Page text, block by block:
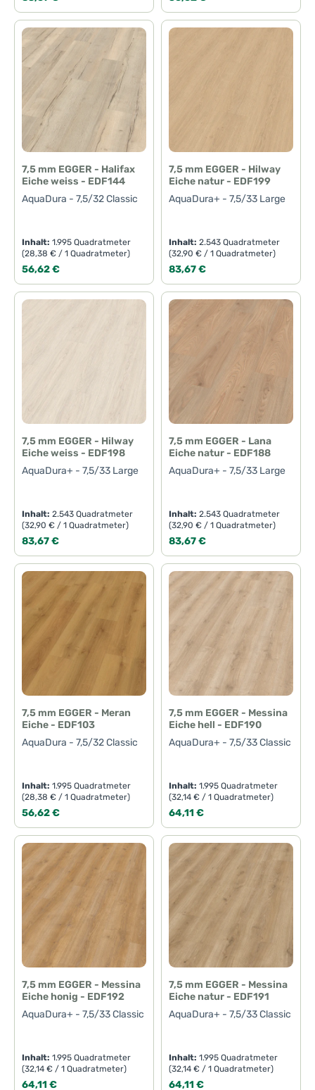
7,5 mm EGGER - Halifax
Eiche weiss - EDF144
AquaDura - 7,5/32 Classic
Inhalt:1.995 Quadratmeter
(28,38 € / 1 Quadratmeter)
Regulärer Preis:
56,62 €
7,5 mm EGGER - Hilway
Eiche natur - EDF199
AquaDura+ - 7,5/33 Large
Inhalt:2.543 Quadratmeter
(32,90 € / 1 Quadratmeter)
Regulärer Preis:
83,67 €
7,5 mm EGGER - Hilway
Eiche weiss - EDF198
AquaDura+ - 7,5/33 Large
Inhalt:2.543 Quadratmeter
(32,90 € / 1 Quadratmeter)
Regulärer Preis:
83,67 €
7,5 mm EGGER - Lana
Eiche natur - EDF188
AquaDura+ - 7,5/33 Large
Inhalt:2.543 Quadratmeter
(32,90 € / 1 Quadratmeter)
Regulärer Preis:
83,67 €
7,5 mm EGGER - Meran
Eiche - EDF103
AquaDura - 7,5/32 Classic
Inhalt:1.995 Quadratmeter
(28,38 € / 1 Quadratmeter)
Regulärer Preis:
56,62 €
7,5 mm EGGER - Messina
Eiche hell - EDF190
AquaDura+ - 7,5/33 Classic
Inhalt:1.995 Quadratmeter
(32,14 € / 1 Quadratmeter)
Regulärer Preis:
64,11 €
7,5 mm EGGER - Messina
Eiche honig - EDF192
AquaDura+ - 7,5/33 Classic
Inhalt:1.995 Quadratmeter
(32,14 € / 1 Quadratmeter)
Regulärer Preis:
64,11 €
7,5 mm EGGER - Messina
Eiche natur - EDF191
AquaDura+ - 7,5/33 Classic
Inhalt:1.995 Quadratmeter
(32,14 € / 1 Quadratmeter)
Regulärer Preis:
64,11 €